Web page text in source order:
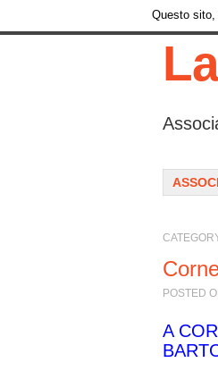
SKIP
POSTED
A
Questo sito,